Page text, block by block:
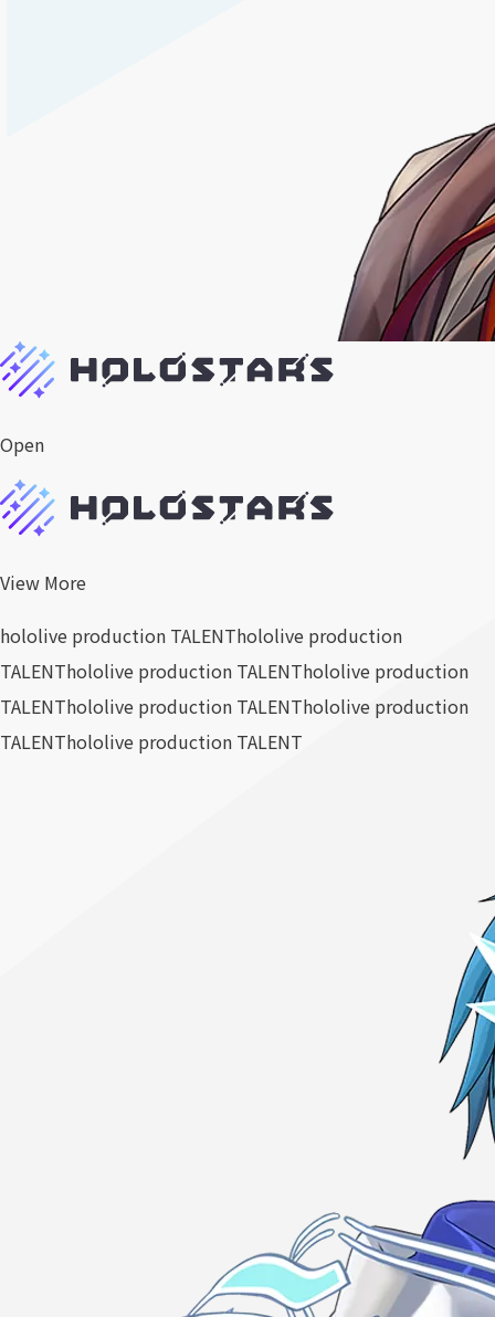
Open
View More
hololive production TALENThololive production
TALENThololive production TALENThololive production
TALENThololive production TALENThololive production
TALENThololive production TALENT